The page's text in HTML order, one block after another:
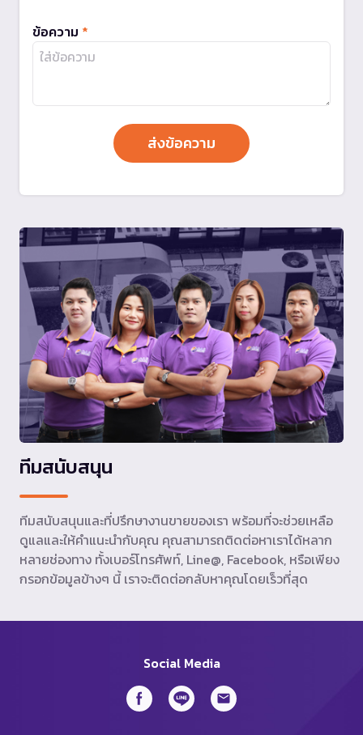
ข้อความ *
ทีมสนับสนุน
ทีมสนับสนุนและที่ปรึกษางานขายของเรา พร้อมที่จะช่วยเหลือ
ดูแลและให้คำแนะนำกับคุณ คุณสามารถติดต่อหาเราได้หลาก
หลายช่องทาง ทั้งเบอร์โทรศัพท์, Line@, Facebook, หรือเพียง
กรอกข้อมูลข้างๆ นี้ เราจะติดต่อกลับหาคุณโดยเร็วที่สุด
Social Media